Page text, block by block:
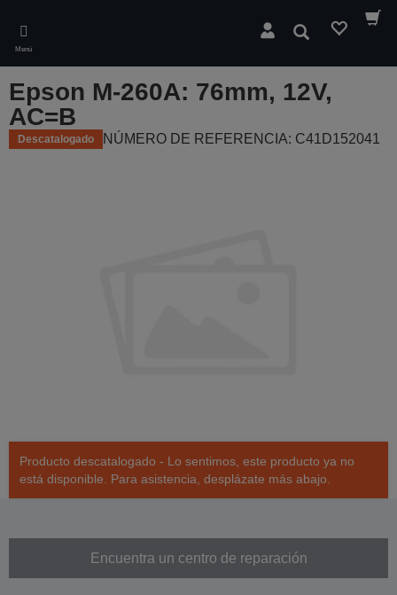
main
content
Menú
Buscar
Epson M-260A: 76mm, 12V,
AC=B
Descatalogado NÚMERO DE REFERENCIA: C41D152041
Producto descatalogado - Lo sentimos, este producto ya no
está disponible. Para asistencia, desplázate más abajo.
Encuentra un centro de reparación